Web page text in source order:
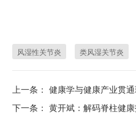
风湿性关节炎 类风湿关节炎
上一条： 健康学与健康产业贯
下一条： 黄开斌：解码脊柱健